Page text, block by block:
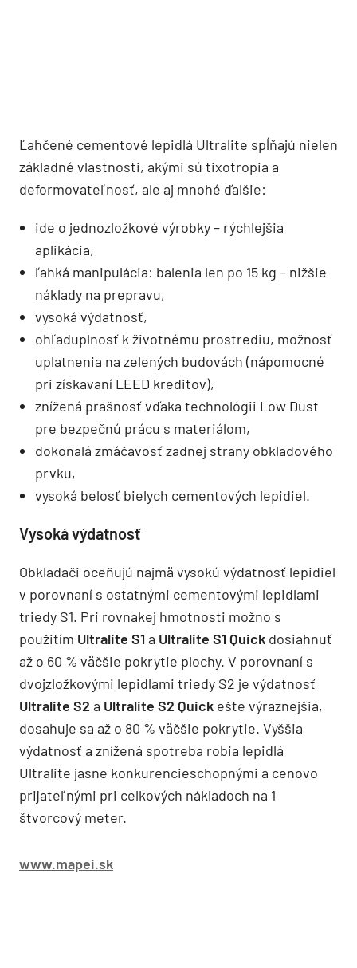
Ľahčené cementové lepidlá Ultralite spĺňajú nielen
základné vlastnosti, akými sú tixotropia a
deformovateľnosť, ale aj mnohé ďalšie:
ide o jednozložkové výrobky – rýchlejšia
aplikácia,
ľahká manipulácia: balenia len po 15 kg – nižšie
náklady na prepravu,
vysoká výdatnosť,
ohľaduplnosť k životnému prostrediu, možnosť
uplatnenia na zelených budovách (nápomocné
pri získavaní LEED kreditov),
znížená prašnosť vďaka technológii Low Dust
pre bezpečnú prácu s materiálom,
dokonalá zmáčavosť zadnej strany obkladového
prvku,
vysoká belosť bielych cementových lepidiel.
Vysoká výdatnosť
Obkladači oceňujú najmä vysokú výdatnosť lepidiel
v porovnaní s ostatnými cementovými lepidlami
triedy S1. Pri rovnakej hmotnosti možno s
použitím Ultralite S1 a Ultralite S1 Quick dosiahnuť
až o 60 % väčšie pokrytie plochy. V porovnaní s
dvojzložkovými lepidlami triedy S2 je výdatnosť
Ultralite S2 a Ultralite S2 Quick ešte výraznejšia,
dosahuje sa až o 80 % väčšie pokrytie. Vyššia
výdatnosť a znížená spotreba robia lepidlá
Ultralite jasne konkurencieschopnými a cenovo
prijateľnými pri celkových nákladoch na 1
štvorcový meter.
www.mapei.sk